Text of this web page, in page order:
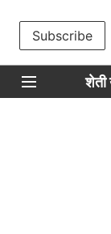
Subscribe
शेती